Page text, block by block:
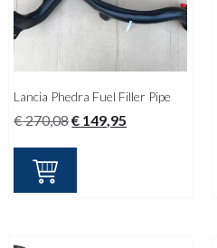
Lancia Phedra Fuel Filler Pipe
€270,08Oorspronkelijke
€ 149,95